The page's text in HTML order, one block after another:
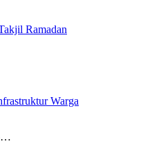
Ramadan
Warga